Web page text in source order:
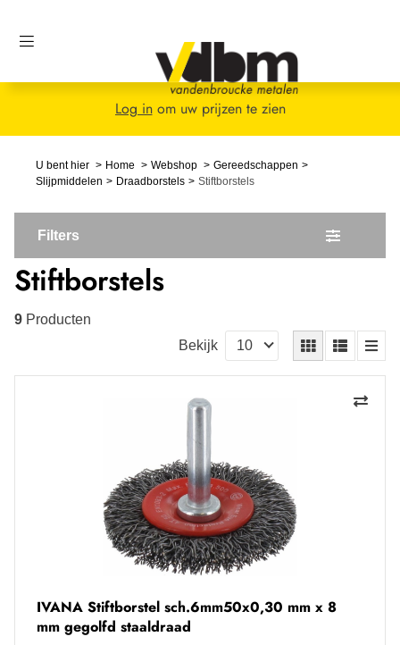
Log inom uw prijzen te zien
U bent hier Home Webshop
Gereedschappen
Slijpmiddelen
Draadborstels Stiftborstels
Filters
Stiftborstels
9 Producten
Bekijk
IVANA Stiftborstel sch.6mm50x0,30 mm x 8
mm gegolfd staaldraad